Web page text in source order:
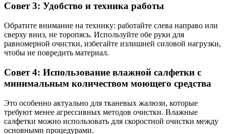
Совет 3: Удобство и техника работы
Обратите внимание на технику: работайте слева направо или
сверху вниз, не торопясь. Используйте обе руки для
равномерной очистки, избегайте излишней силовой нагрузки,
чтобы не повредить материал.
Совет 4: Использование влажной салфетки с
минимальным количеством моющего средства
Это особенно актуально для тканевых жалюзи, которые
требуют менее агрессивных методов очистки. Влажные
салфетки можно использовать для скоростной очистки между
основными процедурами.